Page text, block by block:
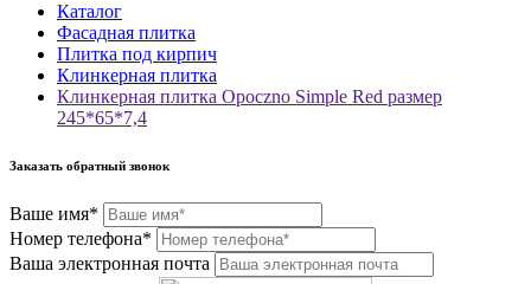
Каталог
Фасадная плитка
Плитка под кирпич
Клинкерная плитка
Клинкерная плитка Opoczno Simple Red размер
245*65*7,4
Заказать обратный звонок
Ваше имя*
Номер телефона*
Ваша электронная почта